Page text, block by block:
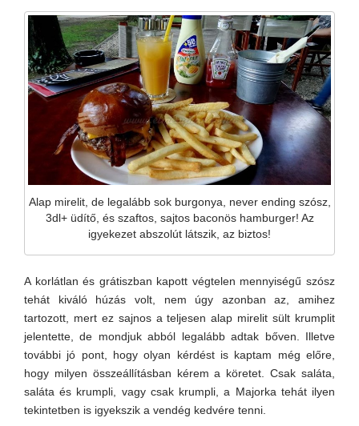
Alap mirelit, de legalább sok burgonya, never ending szósz,
3dl+ üdítő, és szaftos, sajtos baconös hamburger! Az
igyekezet abszolút látszik, az biztos!
A korlátlan és grátiszban kapott végtelen mennyiségű szósz
tehát kiváló húzás volt, nem úgy azonban az, amihez
tartozott, mert ez sajnos a teljesen alap mirelit sült krumplit
jelentette, de mondjuk abból legalább adtak bőven. Illetve
további jó pont, hogy olyan kérdést is kaptam még előre,
hogy milyen összeállításban kérem a köretet. Csak saláta,
saláta és krumpli, vagy csak krumpli, a Majorka tehát ilyen
tekintetben is igyekszik a vendég kedvére tenni.